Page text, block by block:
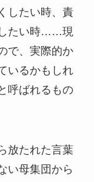
したい時、責
たい時……現
で、実際的か
いるかもしれ
呼ばれるもの
放たれた言葉
い母集団から